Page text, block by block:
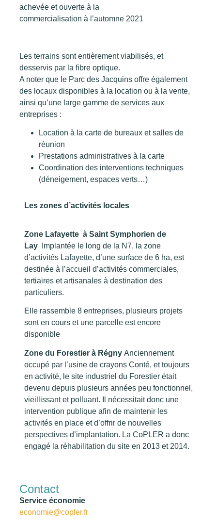
achevée et ouverte à la
commercialisation à l’automne 2021
Les terrains sont entièrement viabilisés, et
desservis par la fibre optique.
A noter que le Parc des Jacquins offre également
des locaux disponibles à la location ou à la vente,
ainsi qu’une large gamme de services aux
entreprises :
Location à la carte de bureaux et salles de
réunion
Prestations administratives à la carte
Coordination des interventions techniques
(déneigement, espaces verts…)
Les zones d’activités locales
Zone Lafayette à Saint Symphorien de
Lay
Implantée le long de la N7, la zone
d’activités Lafayette, d’une surface de 6 ha, est
destinée à l’accueil d’activités commerciales,
tertiaires et artisanales à destination des
particuliers.
Elle rassemble 8 entreprises, plusieurs projets
sont en cours et une parcelle est encore
disponible
Zone du Forestier à Régny Anciennement
occupé par l’usine de crayons Conté, et toujours
en activité, le site industriel du Forestier était
devenu depuis plusieurs années peu fonctionnel,
vieillissant et polluant. Il nécessitait donc une
intervention publique afin de maintenir les
activités en place et d’offrir de nouvelles
perspectives d’implantation. La CoPLER a donc
engagé la réhabilitation du site en 2013 et 2014.
Contact
Service économie
economie@copler.fr